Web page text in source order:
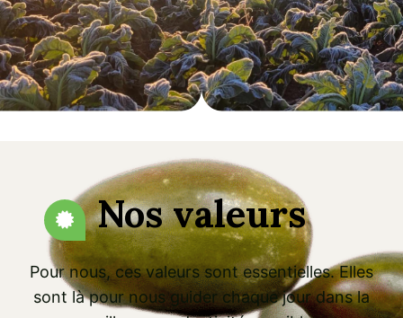
Nos valeurs
Pour nous, ces valeurs sont essentielles. Elles
sont là pour nous guider chaque jour dans la